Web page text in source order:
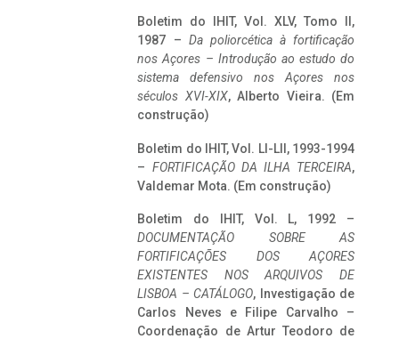
Boletim do IHIT, Vol. XLV, Tomo II,
1987 – Da poliorcética à fortificação
nos Açores – Introdução ao estudo do
sistema defensivo nos Açores nos
séculos XVI-XIX, Alberto Vieira. (Em
construção)
Boletim do IHIT, Vol. LI-LII, 1993-1994
– FORTIFICAÇÃO DA ILHA TERCEIRA,
Valdemar Mota. (Em construção)
Boletim do IHIT, Vol. L, 1992 –
DOCUMENTAÇÃO SOBRE AS
FORTIFICAÇÕES DOS AÇORES
EXISTENTES NOS ARQUIVOS DE
LISBOA – CATÁLOGO, Investigação de
Carlos Neves e Filipe Carvalho –
Coordenação de Artur Teodoro de